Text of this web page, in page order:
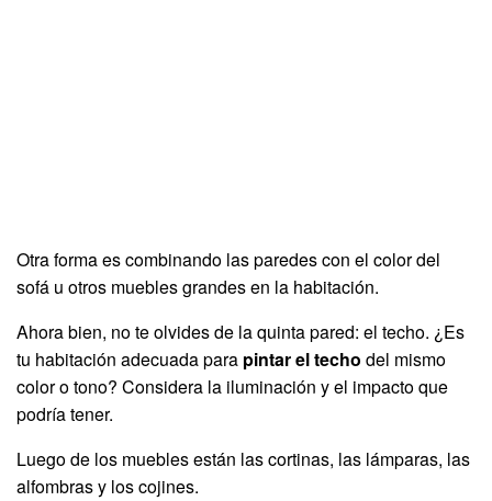
Otra forma es combinando las paredes con el color del
sofá u otros muebles grandes en la habitación.
Ahora bien, no te olvides de la quinta pared: el techo. ¿Es
tu habitación adecuada para pintar el techo del mismo
color o tono? Considera la iluminación y el impacto que
podría tener.
Luego de los muebles están las cortinas, las lámparas, las
alfombras y los cojines.